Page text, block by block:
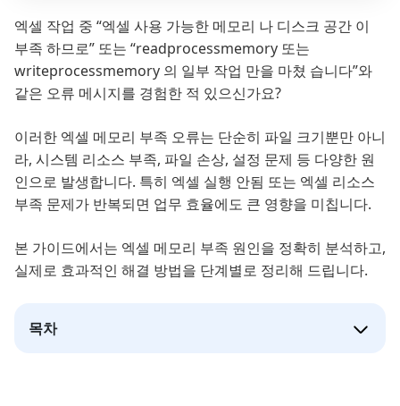
엑셀 작업 중 “엑셀 사용 가능한 메모리 나 디스크 공간 이
부족 하므로” 또는 “readprocessmemory 또는
writeprocessmemory 의 일부 작업 만을 마쳤 습니다”와
같은 오류 메시지를 경험한 적 있으신가요?
이러한 엑셀 메모리 부족 오류는 단순히 파일 크기뿐만 아니
라, 시스템 리소스 부족, 파일 손상, 설정 문제 등 다양한 원
인으로 발생합니다. 특히 엑셀 실행 안됨 또는 엑셀 리소스
부족 문제가 반복되면 업무 효율에도 큰 영향을 미칩니다.
본 가이드에서는 엑셀 메모리 부족 원인을 정확히 분석하고,
실제로 효과적인 해결 방법을 단계별로 정리해 드립니다.
목차